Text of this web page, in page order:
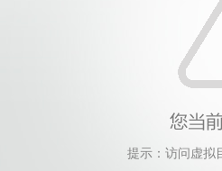
提示：访问虚拟